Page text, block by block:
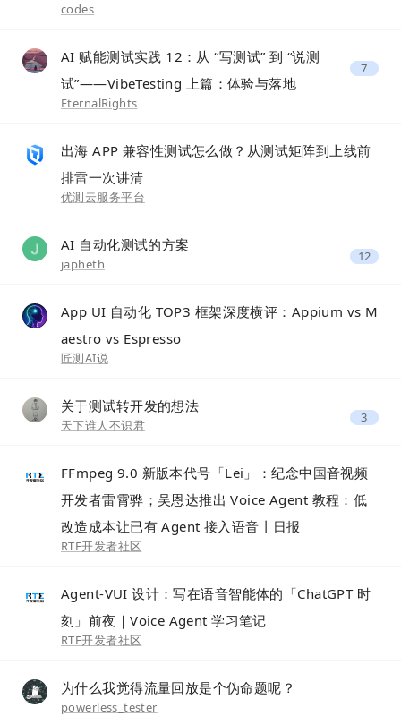
codes
AI 赋能测试实践 12：从 “写测试” 到 “说测
试”——VibeTesting 上篇：体验与落地
EternalRights
7
出海 APP 兼容性测试怎么做？从测试矩阵到上线前
排雷一次讲清
优测云服务平台
AI 自动化测试的方案
japheth 12
App UI 自动化 TOP3 框架深度横评：Appium vs M
aestro vs Espresso
匠测AI说
关于测试转开发的想法
天下谁人不识君 3
FFmpeg 9.0 新版本代号「Lei」：纪念中国音视频
开发者雷霄骅；吴恩达推出 Voice Agent 教程：低
改造成本让已有 Agent 接入语音丨日报
RTE开发者社区
Agent-VUI 设计：写在语音智能体的「ChatGPT 时
刻」前夜｜Voice Agent 学习笔记
RTE开发者社区
为什么我觉得流量回放是个伪命题呢？
powerless_tester